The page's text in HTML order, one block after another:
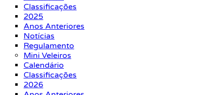
Classificações
2025
Anos Anteriores
Notícias
Regulamento
Mini Veleiros
Calendário
Classificações
2026